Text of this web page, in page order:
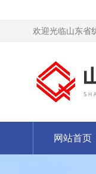
欢迎光临山东省
网站首页